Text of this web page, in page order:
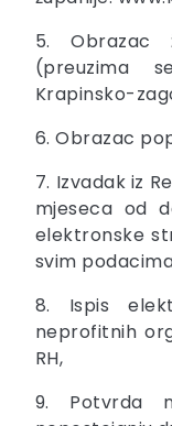
5. Obrazac
(preuzima
Krapinsko-
6. Obrazac
7. Izvadak iz
mjeseca od
elektronske
svim
8. Ispis
neprofitnih
RH,
9. Potvrda